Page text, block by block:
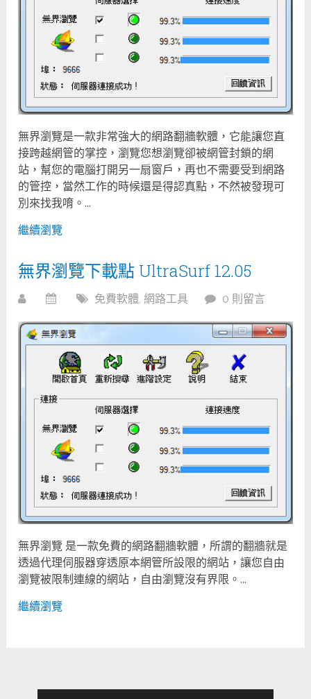
無界瀏覽是一款非常強大的網路翻牆軟體，它能讓您直
接跨越網管的掌控，瀏覽您想瀏覽卻被網管封鎖的網
站，幫您的電腦打開另一扇窗戶，再也不需要受到網路
的管控，當然工作的時候還是得認真點，不然被發現可
別來找我唷。...
繼續瀏覽
無界瀏覽下載點 UltraSurf 12.05
免費軟體 網路工具 0 則留言
無界瀏覽 是一款免費的網路翻牆軟體，所謂的翻牆就是
透過代理伺服器穿透原本網管所設限的網站，讓您自由
瀏覽被限制連線的網站，自由瀏覽沒有界限。...
繼續瀏覽